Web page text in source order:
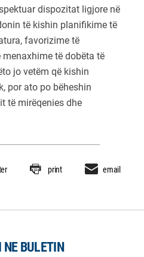
dispozitat ligjore në
të kishin planifikime të
favorizime të
të dobëta të
jo vetëm që kishin
por ato po bëheshin
të mirëqenies dhe
print email
BULETIN